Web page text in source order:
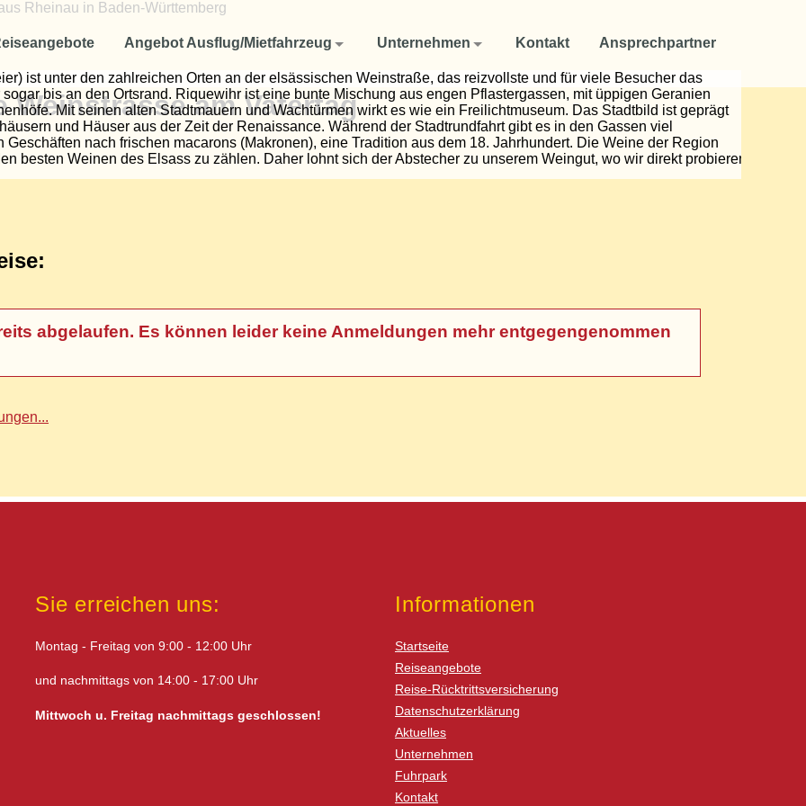
Angebot Ausflug/Mietfahrzeug Unternehmen Kontakt Ansprechpartner
am Vatertag
ist unter den zahlreichen Orten an der elsässischen Weinstraße, das reizvollste und für viele Besucher das
bis an den Ortsrand. Riquewihr ist eine bunte Mischung aus engen Pflastergassen, mit üppigen Geranien
Mit seinen alten Stadtmauern und Wachtürmen wirkt es wie ein Freilichtmuseum. Das Stadtbild ist geprägt
und Häuser aus der Zeit der Renaissance. Während der Stadtrundfahrt gibt es in den Gassen viel
Geschäften nach frischen macarons (Makronen), eine Tradition aus dem 18. Jahrhundert. Die Weine der Region
besten Weinen des Elsass zu zählen. Daher lohnt sich der Abstecher zu unserem Weingut, wo wir direkt probieren
u. 3 Weine, 1 St. Guglhupf ) : 56 €
abgelaufen. Es können leider keine Anmeldungen mehr entgegengenommen
Sie erreichen uns:
Montag - Freitag von 9:00 - 12:00 Uhr
und nachmittags von 14:00 - 17:00 Uhr
Mittwoch u. Freitag nachmittags geschlossen!
Informationen
Startseite
Reiseangebote
Reise-Rücktrittsversicherung
Datenschutzerklärung
Aktuelles
Unternehmen
Fuhrpark
Kontakt
Ausflug oder Studienfahrten für Schulklassen und Studenten
Ausflüge oder Mietfahrzeug für Vereine
Fuhrpark
Reise-Rücktrittsversicherung